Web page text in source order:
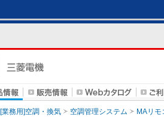
[業務用]空調・換気 空調管理システム MAリモ